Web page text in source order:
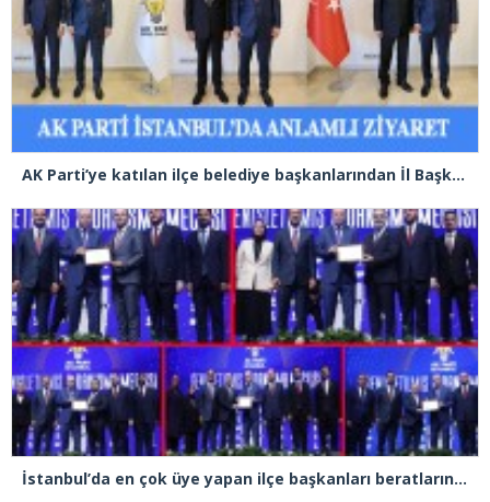
AK Parti’ye katılan ilçe belediye başkanlarından İl Başkanı Özdemir’e ziyaret
İstanbul’da en çok üye yapan ilçe başkanları beratlarını Cumhurbaşkanı Erdoğan’ın elinden aldı